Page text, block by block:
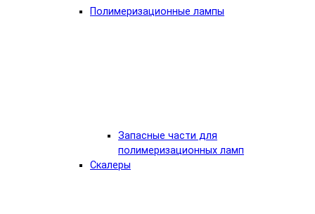
Полимеризационные лампы
Запасные части для
полимеризационных ламп
Скалеры